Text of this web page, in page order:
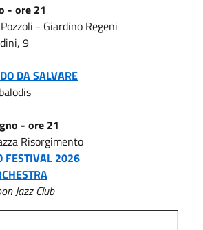
- ore 21
- Giardino Regeni
9
DA SALVARE
- ore 21
Risorgimento
FESTIVAL 2026
Jazz Club